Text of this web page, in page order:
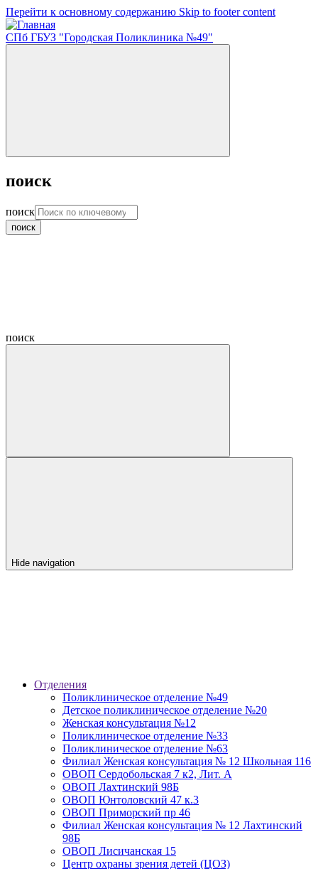
Перейти к основному содержанию Skip to footer content
СПб ГБУЗ "Городская Поликлиника №49"
поиск
поиск
поиск
Hide navigation
Отделения
Поликлиническое отделение №49
Детское поликлиническое отделение №20
Женская консультация №12
Поликлиническое отделение №33
Поликлиническое отделение №63
Филиал Женская консультация № 12 Школьная 116
ОВОП Сердобольская 7 к2, Лит. А
ОВОП Лахтинский 98Б
ОВОП Юнтоловский 47 к.3
ОВОП Приморский пр 46
Филиал Женская консультация № 12 Лахтинский
98Б
ОВОП Лисичанская 15
Центр охраны зрения детей (ЦОЗ)